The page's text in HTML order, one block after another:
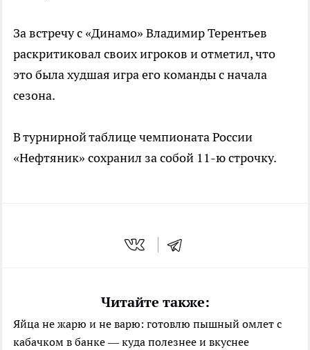
За встречу с «Динамо» Владимир Терентьев
раскритиковал своих игроков и отметил, что
это была худшая игра его команды с начала
сезона.
В турнирной таблице чемпионата России
«Нефтяник» сохранил за собой 11-ю строчку.
Читайте также:
Яйца не жарю и не варю: готовлю пышный омлет с
кабачком в банке — куда полезнее и вкуснее